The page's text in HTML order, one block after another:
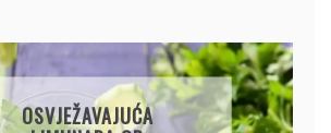
OSVJEŽAVAJUĆA